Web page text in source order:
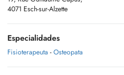
4071 Esch-sur-Alzette
Especialidades
Fisioterapeuta - Osteopata